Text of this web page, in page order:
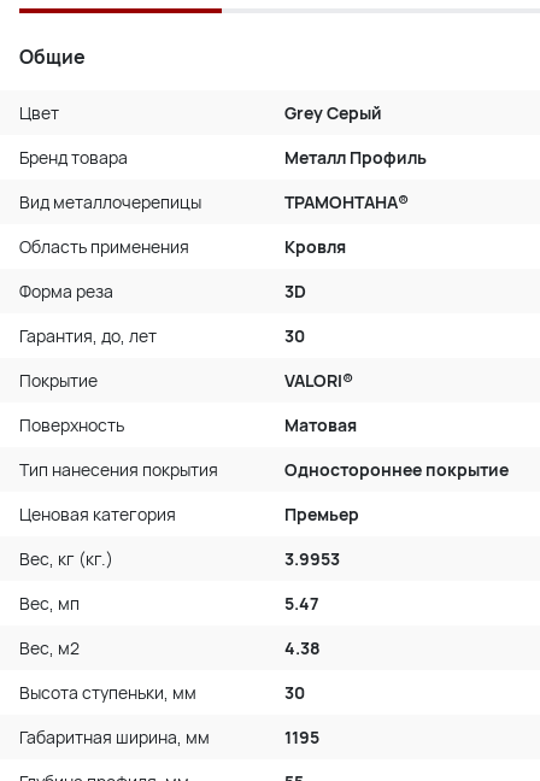
Общие
Цвет
Grey Серый
Бренд товара
Металл Профиль
Вид металлочерепицы
ТРАМОНТАНА®
Область применения
Кровля
Форма реза
3D
Гарантия, до, лет
30
Покрытие
VALORI®
Поверхность
Матовая
Тип нанесения покрытия
Одностороннее покрытие
Ценовая категория
Премьер
Вес, кг (кг.)
3.9953
Вес, мп
5.47
Вес, м2
4.38
Высота ступеньки, мм
30
Габаритная ширина, мм
1195